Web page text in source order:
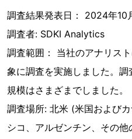
調査結果発表日： 2024年10
調査者: SDKI Analytics
調査範囲： 当社のアナリス
象に調査を実施しました。
規模はさまざまでしました。
調査場所: 北米 (米国および
シコ、アルゼンチン、その